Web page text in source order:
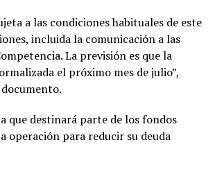
a las condiciones habituales de este
incluida la comunicación a las
La previsión es que la
el próximo mes de julio”,
que destinará parte de los fondos
operación para reducir su deuda